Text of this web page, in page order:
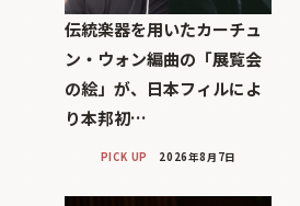
伝統楽器を用いたカーチュ
ン・ウォン編曲の「展覧会
の絵」が、日本フィルによ
り本邦初…
PICK UP 2026年8月7日